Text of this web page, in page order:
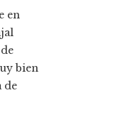
en
bien
de